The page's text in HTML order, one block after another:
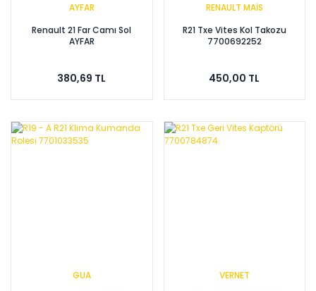
AYFAR
Renault 21 Far Camı Sol
AYFAR
380,69 TL
RENAULT MAİS
R21 Txe Vites Kol Takozu
7700692252
450,00 TL
GUA
VERNET